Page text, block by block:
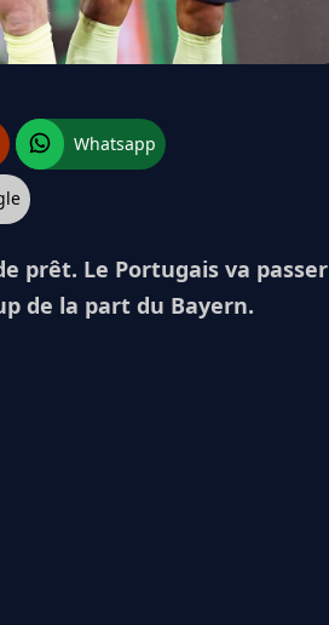
Whatsapp
prêt. Le Portugais va passer
de la part du Bayern.